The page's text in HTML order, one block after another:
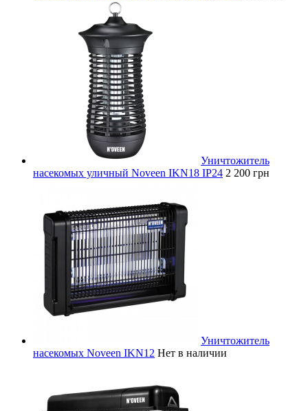
Уничтожитель
насекомых уличный Noveen IKN18 IP24 2 200 грн
Уничтожитель
насекомых Noveen IKN12 Нет в наличии